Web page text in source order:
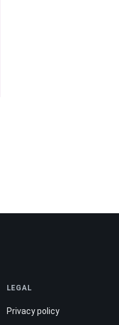
LEGAL
Privacy policy